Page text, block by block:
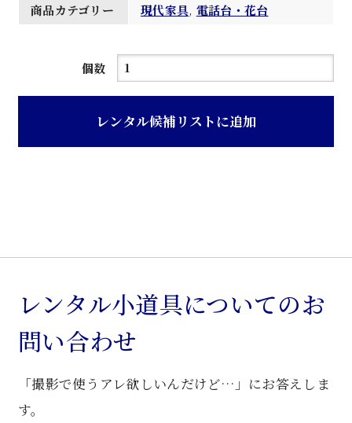
商品カテゴリー
現代家具, 電話台・花台
個数
白
粧
ト
個
レンタル候補リストに追加
レンタル小道具についてのお
問い合わせ
「撮影で使うアレ欲しいんだけど…」にお答えしま
す。